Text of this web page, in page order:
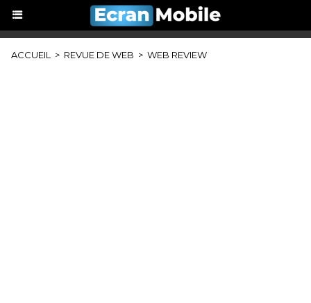
ACCUEIL > REVUE DE WEB > WEB REVIEW